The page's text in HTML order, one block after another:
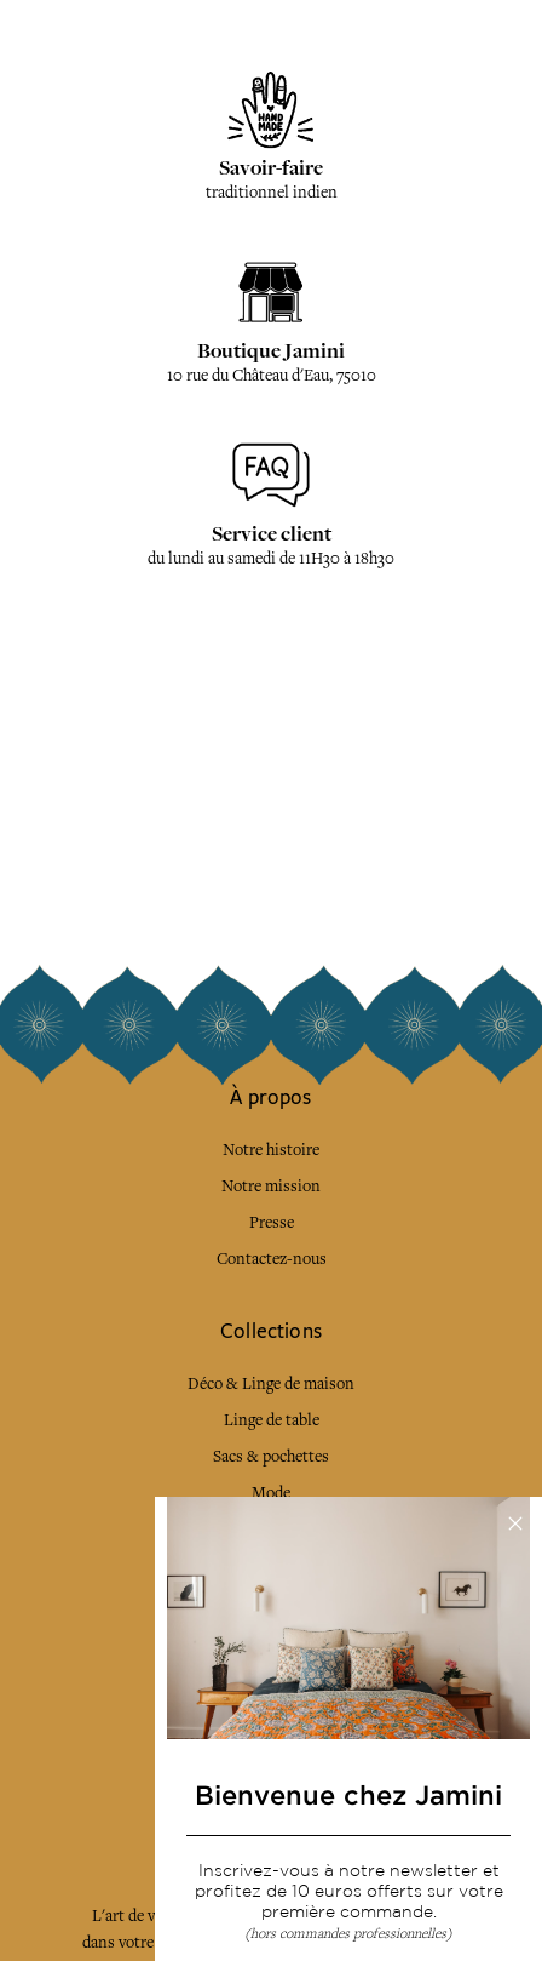
Savoir-faire
traditionnel indien
Boutique Jamini
10 rue du Château d'Eau, 75010
Service client
du lundi au samedi de 11H30 à 18h30
À propos
Notre histoire
Notre mission
Presse
Contactez-nous
Collections
Déco & Linge de maison
Linge de table
Sacs & pochettes
Mode
Livraison & retour
CGV
Devenir revendeur
Notre communauté
L'art de vivre JAMINI raconté avec poésie et élégance
dans votre boîte mail. Inscrivez vous à notre newsletter
Bienvenue chez Jamini
Inscrivez-vous à notre newsletter et
profitez de 10 euros offerts sur votre
première commande.
(hors commandes professionnelles)